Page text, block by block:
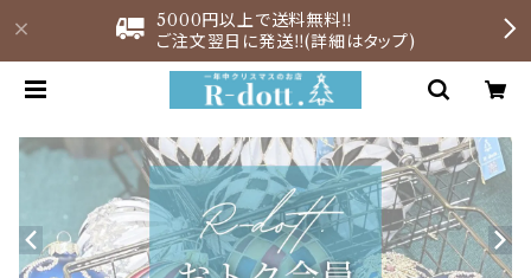
5000円以上で送料無料‼︎
ご注文翌日に発送‼︎(詳細はタップ)